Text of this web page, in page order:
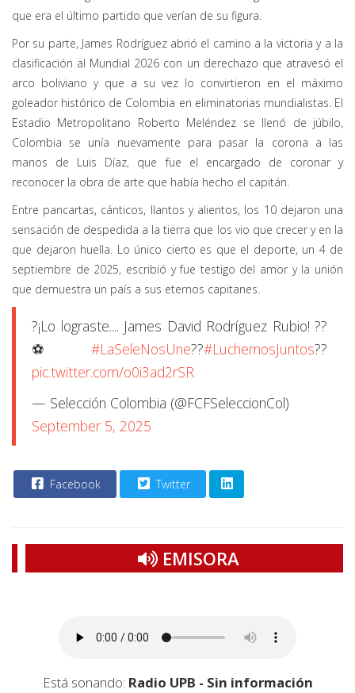
que era el último partido que verían de su figura.
Por su parte, James Rodríguez abrió el camino a la victoria y a la
clasificación al Mundial 2026 con un derechazo que atravesó el
arco boliviano y que a su vez lo convirtieron en el máximo
goleador histórico de Colombia en eliminatorias mundialistas. El
Estadio Metropolitano Roberto Meléndez se llenó de júbilo,
Colombia se unía nuevamente para pasar la corona a las
manos de Luis Díaz, que fue el encargado de coronar y
reconocer la obra de arte que había hecho el capitán.
Entre pancartas, cánticos, llantos y alientos, los 10 dejaron una
sensación de despedida a la tierra que los vio que crecer y en la
que dejaron huella. Lo único cierto es que el deporte, un 4 de
septiembre de 2025, escribió y fue testigo del amor y la unión
que demuestra un país a sus eternos capitanes.
?️¡Lo lograste.... James David Rodríguez Rubio! ??
⚽ #LaSeleNosUne??#LuchemosJuntos??
pic.twitter.com/o0i3ad2rSR
— Selección Colombia (@FCFSeleccionCol)
September 5, 2025
Facebook Twitter
EMISORA
Está sonando: Radio UPB - Sin información